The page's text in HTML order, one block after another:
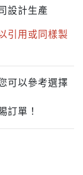
設計生產
引用或同樣製
可以參考選擇
訂單！